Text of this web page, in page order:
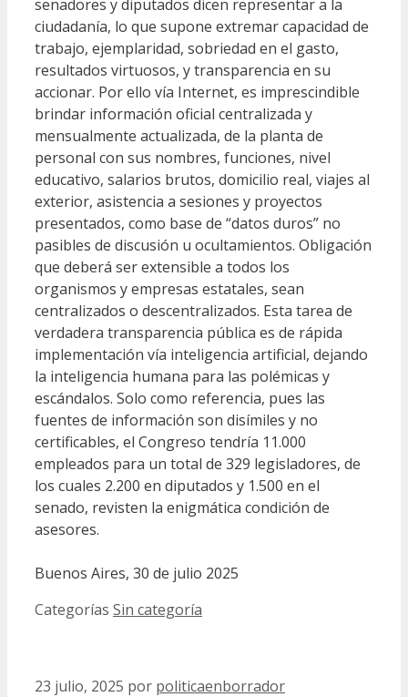
senadores y diputados dicen representar a la
ciudadanía, lo que supone extremar capacidad de
trabajo, ejemplaridad, sobriedad en el gasto,
resultados virtuosos, y transparencia en su
accionar. Por ello vía Internet, es imprescindible
brindar información oficial centralizada y
mensualmente actualizada, de la planta de
personal con sus nombres, funciones, nivel
educativo, salarios brutos, domicilio real, viajes al
exterior, asistencia a sesiones y proyectos
presentados, como base de “datos duros” no
pasibles de discusión u ocultamientos. Obligación
que deberá ser extensible a todos los
organismos y empresas estatales, sean
centralizados o descentralizados. Esta tarea de
verdadera transparencia pública es de rápida
implementación vía inteligencia artificial, dejando
la inteligencia humana para las polémicas y
escándalos. Solo como referencia, pues las
fuentes de información son disímiles y no
certificables, el Congreso tendría 11.000
empleados para un total de 329 legisladores, de
los cuales 2.200 en diputados y 1.500 en el
senado, revisten la enigmática condición de
asesores.
Buenos Aires, 30 de julio 2025
Categorías Sin categoría
23 julio, 2025 por politicaenborrador